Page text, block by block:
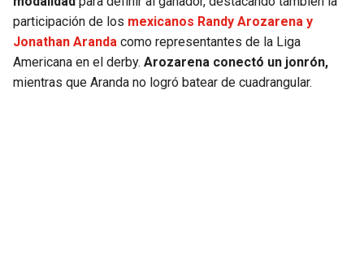
VIKINGS
FALCONS
THUNDER
TRAIL BLAZERS
participación de los mexicanos Randy Arozarena y
Jonathan Aranda como representantes de la Liga
Americana en el derby. Arozarena conectó un jonrón,
mientras que Aranda no logró batear de cuadrangular.